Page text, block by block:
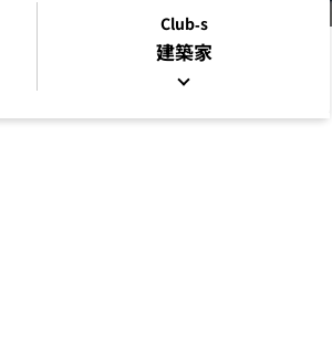
Club-s
建築家